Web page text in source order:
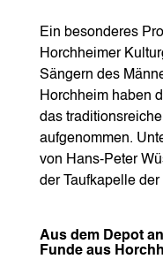
Ein besonderes
Horchheimer
Sängern des
Horchheim haben
das
aufgenommen.
von Hans-Peter
der Taufkapelle
Aus dem Depot
Funde aus